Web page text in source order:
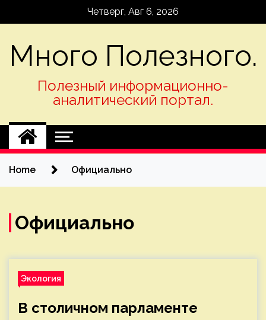
Четверг, Авг 6, 2026
Много Полезного.
Полезный информационно-
аналитический портал.
Home Официально
Официально
Экология
В столичном парламенте